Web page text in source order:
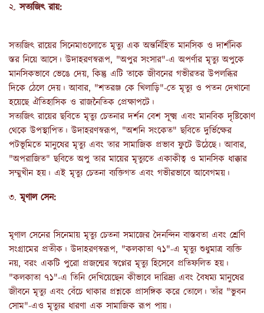
২.সত্যজিৎ রায়:
সত্যজিৎ রায়ের সিনেমাগুলোতে মৃত্যু এক অন্তর্নিহিত মানসিক ও দার্শনিক
স্তর নিয়ে আসে। উদাহরণস্বরূপ, "অপুর সংসার"-এ অপর্ণার মৃত্যু অপুকে
মানসিকভাবে ভেঙে দেয়, কিন্তু এটি তাকে জীবনের গভীরতর উপলব্ধির
দিকে ঠেলে দেয়। আবার, "শতরঞ্জ কে খিলাড়ি"-তে মৃত্যু ও পতন দেখানো
হয়েছে ঐতিহাসিক ও রাজনৈতিক প্রেক্ষাপটে।
সত্যজিৎ রায়ের ছবিতে মৃত্যু চেতনার দর্শন বেশ সূক্ষ্ম এবং মানবিক দৃষ্টিকোণ
থেকে উপস্থাপিত। উদাহরণস্বরূপ, "অশনি সংকেত" ছবিতে দুর্ভিক্ষের
পটভূমিতে মানুষের মৃত্যু এবং তার সামাজিক প্রভাব ফুটে উঠেছে। আবার,
"অপরাজিত" ছবিতে অপু তার মায়ের মৃত্যুতে একাকীত্ব ও মানসিক ধাক্কার
সম্মুখীন হয়। এই মৃত্যু চেতনা ব্যক্তিগত এবং গভীরভাবে আবেগময়।
৩.মৃণাল সেন:
মৃণাল সেনের সিনেমায় মৃত্যু চেতনা সমাজের দৈনন্দিন বাস্তবতা এবং শ্রেণি
সংগ্রামের প্রতীক। উদাহরণস্বরূপ, "কলকাতা ৭১"-এ মৃত্যু শুধুমাত্র ব্যক্তি
নয়, বরং একটি পুরো প্রজন্মের স্বপ্নের মৃত্যু হিসেবে প্রতিফলিত হয়।
"কলকাতা ৭১"-এ তিনি দেখিয়েছেন কীভাবে দারিদ্র্য এবং বৈষম্য মানুষের
জীবনে মৃত্যু এবং বেঁচে থাকার প্রশ্নকে প্রাসঙ্গিক করে তোলে। তাঁর "ভুবন
সোম"-এও মৃত্যুর ধারণা এক সামাজিক রূপ পায়।